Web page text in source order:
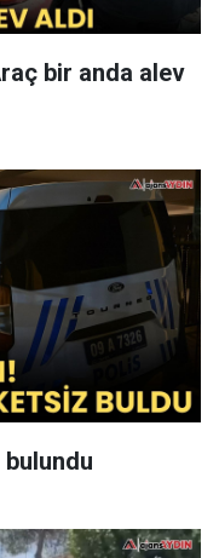
bulundu